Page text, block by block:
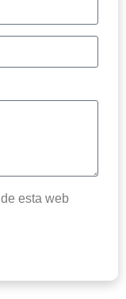
de esta web